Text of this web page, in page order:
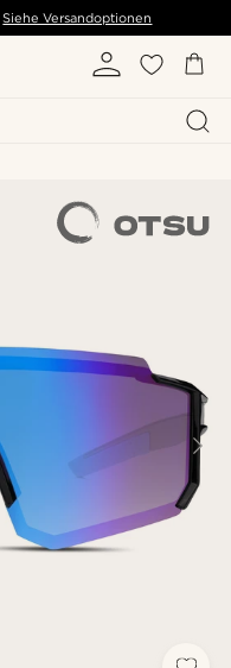
Siehe Versandoptionen